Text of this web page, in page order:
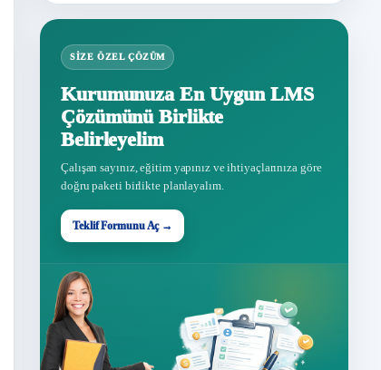
SIZE ÖZEL ÇÖZÜM
Kurumunuza En Uygun LMS
Çözümünü Birlikte
Belirleyelim
Çalışan sayınız, eğitim yapınız ve ihtiyaçlarınıza göre
doğru paketi birlikte planlayalım.
Teklif Formunu Aç →